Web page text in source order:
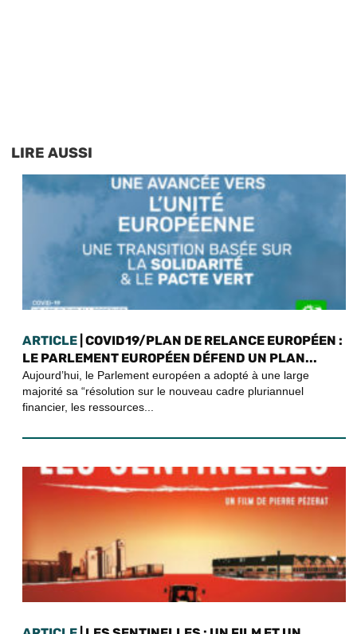
LIRE AUSSI
ARTICLE | COVID19/PLAN DE RELANCE EUROPÉEN :
LE PARLEMENT EUROPÉEN DÉFEND UN PLAN...
Aujourd’hui, le Parlement européen a adopté à une large
majorité sa “résolution sur le nouveau cadre pluriannuel
financier, les ressources...